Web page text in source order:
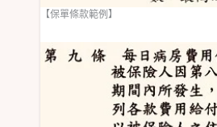
【保單條款範例】